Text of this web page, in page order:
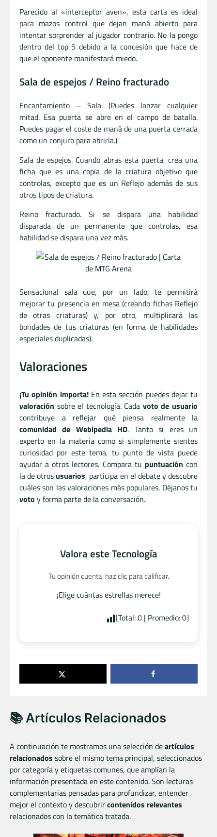
Parecido al «interceptor aven», esta carta es ideal
para mazos control que dejan maná abierto para
intentar sorprender al jugador contrario. No la pongo
dentro del top 5 debido a la concesión que hace de
que el oponente manifestará miedo.
Sala de espejos / Reino fracturado
Encantamiento – Sala. (Puedes lanzar cualquier
mitad. Esa puerta se abre en el campo de batalla.
Puedes pagar el coste de maná de una puerta cerrada
como un conjuro para abrirla.)
Sala de espejos. Cuando abras esta puerta, crea una
ficha que es una copia de la criatura objetivo que
controlas, excepto que es un Reflejo además de sus
otros tipos de criatura.
Reino fracturado. Si se dispara una habilidad
disparada de un permanente que controlas, esa
habilidad se dispara una vez más.
Sensacional sala que, por un lado, te permitirá
mejorar tu presencia en mesa (creando fichas Reflejo
de otras criaturas) y, por otro, multiplicará las
bondades de tus criaturas (en forma de habilidades
especiales duplicadas).
Valoraciones
¡Tu opinión importa!En esta sección puedes dejar tu
valoración sobre el tecnología. Cada voto de usuario
contribuye a reflejar qué piensa realmente la
comunidad de Webipedia HD. Tanto si eres un
experto en la materia como si simplemente sientes
curiosidad por este tema, tu punto de vista puede
ayudar a otros lectores. Compara tu puntuación con
la de otros usuarios, participa en el debate y descubre
cuáles son las valoraciones más populares. Déjanos tu
voto y forma parte de la conversación.
Valora este Tecnología
Tu opinión cuenta: haz clic para calificar.
¡Elige cuántas estrellas merece!
[Total:0| Promedio:0]
📚 Artículos Relacionados
A continuación te mostramos una selección deartículos
relacionados sobre el mismo tema principal, seleccionados
por categoría y etiquetas comunes, que amplían la
información presentada en este contenido. Son lecturas
complementarias pensadas para profundizar, entender
mejor el contexto y descubrircontenidos relevantes
relacionados con la temática tratada.